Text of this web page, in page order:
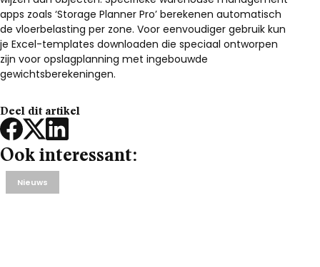
apps zoals ‘Storage Planner Pro’ berekenen automatisch
de vloerbelasting per zone. Voor eenvoudiger gebruik kun
je Excel-templates downloaden die speciaal ontworpen
zijn voor opslagplanning met ingebouwde
gewichtsberekeningen.
Deel dit artikel
Ook interessant:
Nieuws